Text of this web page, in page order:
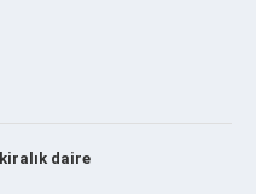
daire